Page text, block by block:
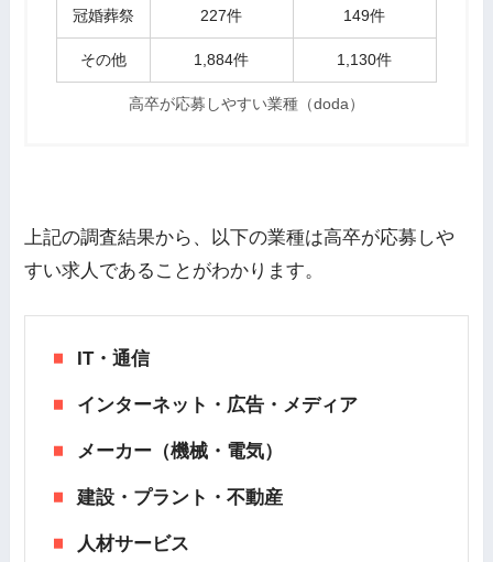
冠婚葬祭 227件 149件
その他 1,884件 1,130件
高卒が応募しやすい業種（doda）
上記の調査結果から、以下の業種は高卒が応募しや
すい求人であることがわかります。
IT・通信
インターネット・広告・メディア
メーカー（機械・電気）
建設・プラント・不動産
人材サービス